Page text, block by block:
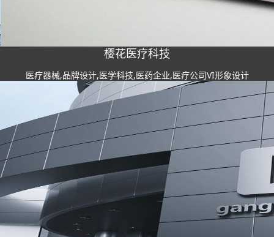
樱花医疗科技
医疗器械,品牌设计,医学科技,医药企业,医疗公司VI形象设计